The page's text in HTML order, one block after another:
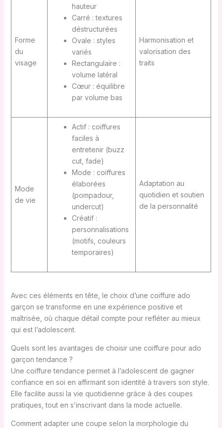
Forme
du
visage
hauteur
Carré : textures
déstructurées
Ovale : styles
variés
Rectangulaire :
volume latéral
Cœur : équilibre
par volume bas
Harmonisation et
valorisation des
traits
Mode
de vie
Actif : coiffures
faciles à
entretenir (buzz
cut, fade)
Mode : coiffures
élaborées
(pompadour,
undercut)
Créatif :
personnalisations
(motifs, couleurs
temporaires)
Adaptation au
quotidien et soutien
de la personnalité
Avec ces éléments en tête, le choix d’une coiffure ado
garçon se transforme en une expérience positive et
maîtrisée, où chaque détail compte pour refléter au mieux
qui est l’adolescent.
Quels sont les avantages de choisir une coiffure pour ado
garçon tendance ?
Une coiffure tendance permet à l’adolescent de gagner
confiance en soi en affirmant son identité à travers son style.
Elle facilite aussi la vie quotidienne grâce à des coupes
pratiques, tout en s’inscrivant dans la mode actuelle.
Comment adapter une coupe selon la morphologie du